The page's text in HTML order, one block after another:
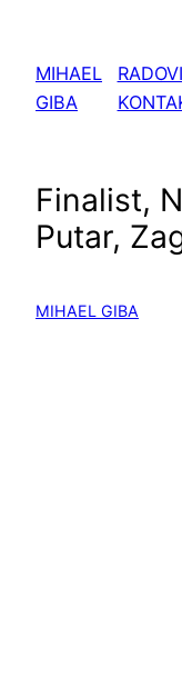
sadržaja
MIHAEL
GIBA
RADOVI
Finalist,
Putar,
MIHAEL GIBA